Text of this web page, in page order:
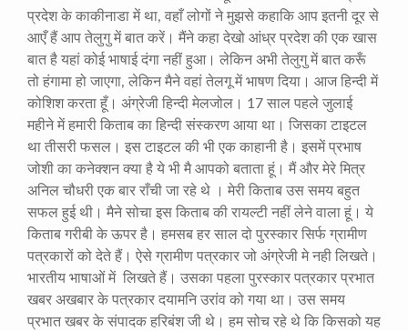
प्रदेश के काकीनाडा में था, वहाँ लोगों ने मुझसे कहाकि आप इतनी दूर से
आएँ हैं आप तेलुगु में बात करें। मैंने कहा देखो आंध्र प्रदेश की एक खास
बात है यहां कोई भाषाई दंगा नहीं हुआ। लेकिन अभी तेलुगु में बात करूँ
तो हंगामा हो जाएगा, लेकिन मैने वहां तेलगू में भाषण दिया। आज हिन्दी में
कोशिश करता हूँ। अंग्रेजी हिन्दी मेलजोल। 17 साल पहले जुलाई
महीने में हमारी किताब का हिन्दी संस्करण आया था। जिसका टाइटल
था तीसरी फसल। इस टाइटल की भी एक काहानी है। इसमें प्रभाष
जोशी का कनेक्शन क्या है ये भी मै आपको बताता हूं। मैं और मेरे मित्र
अनिल चौधरी एक बार राँची जा रहे थे । मेरी किताब उस समय बहुत
सफल हुई थी। मैने सोचा इस किताब की रायल्टी नहीं लेने वाला हूं। ये
किताब गरीबी के ऊपर है। हमसब हर साल दो पुरस्कार सिर्फ ग्रामीण
पत्रकारों को देते हैं। ऐसे ग्रामीण पत्रकार जो अंग्रेजी मे नही लिखते।
भारतीय भाषाओं में लिखते हैं। उसका पहला पुरस्कार पत्रकार प्रभात
खबर अखबार के पत्रकार दयामनि उरांव को गया था। उस समय
प्रभात खबर के संपादक हरिबंश जी थे। हम सोच रहे थे कि किसको यह